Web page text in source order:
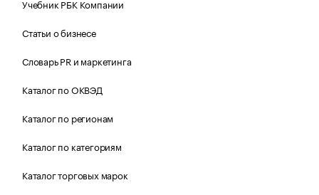
Учебник РБК Компании
Статьи о бизнесе
Словарь PR и маркетинга
Каталог по ОКВЭД
Каталог по регионам
Каталог по категориям
Каталог торговых марок